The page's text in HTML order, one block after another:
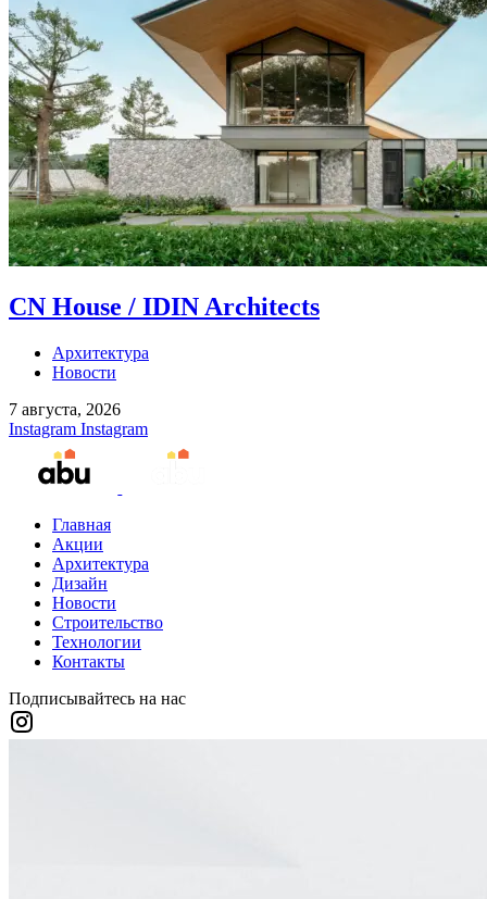
CN House / IDIN Architects
Архитектура
Новости
7 августа, 2026
Instagram Instagram
Главная
Акции
Архитектура
Дизайн
Новости
Строительство
Технологии
Контакты
Подписывайтесь на нас